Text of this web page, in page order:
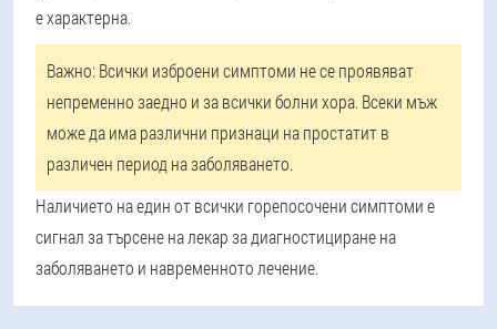
е характерна.
Важно: Всички изброени симптоми не се проявяват
непременно заедно и за всички болни хора. Всеки мъж
може да има различни признаци на простатит в
различен период на заболяването.
Наличието на един от всички горепосочени симптоми е
сигнал за търсене на лекар за диагностициране на
заболяването и навременното лечение.